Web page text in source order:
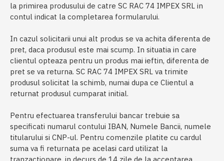
la primirea produsului de catre SC RAC 74 IMPEX SRL in
contul indicat la completarea formularului.
In cazul solicitarii unui alt produs se va achita diferenta de
pret, daca produsul este mai scump. In situatia in care
clientul opteaza pentru un produs mai ieftin, diferenta de
pret se va returna. SC RAC 74 IMPEX SRL va trimite
produsul solicitat la schimb, numai dupa ce Clientul a
returnat produsul cumparat initial.
Pentru efectuarea transferului bancar trebuie sa
specificati numarul contului IBAN, Numele Bancii, numele
titularului si CNP-ul. Pentru comenzile platite cu cardul
suma va fi returnata pe acelasi card utilizat la